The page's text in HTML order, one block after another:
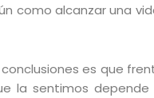
como alcanzar una
es que
la sentimos depende